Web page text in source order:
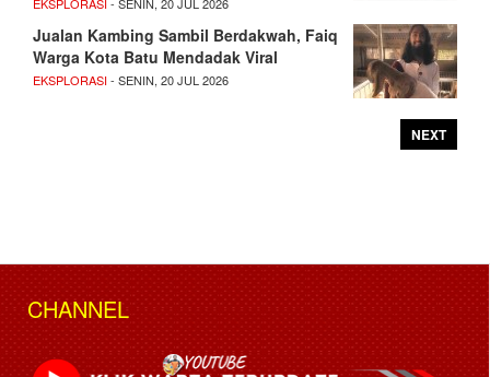
Jualan Kambing Sambil Berdakwah, Faiq
Warga Kota Batu Mendadak Viral
EKSPLORASI- SENIN, 20 JUL 2026
NEXT
CHANNEL